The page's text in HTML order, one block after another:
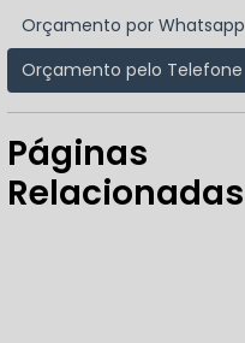
Orçamento por Whatsapp
Orçamento pelo Telefone
Páginas
Relacionadas